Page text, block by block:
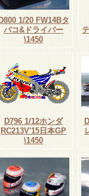
D800 1/20 FW14Bタ
バコ&ドライバー
\1450
D796 1/12ホンダ
RC213V'15日本GP
\1450